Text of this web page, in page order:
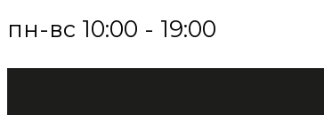
пн-вс 10:00 - 19:00